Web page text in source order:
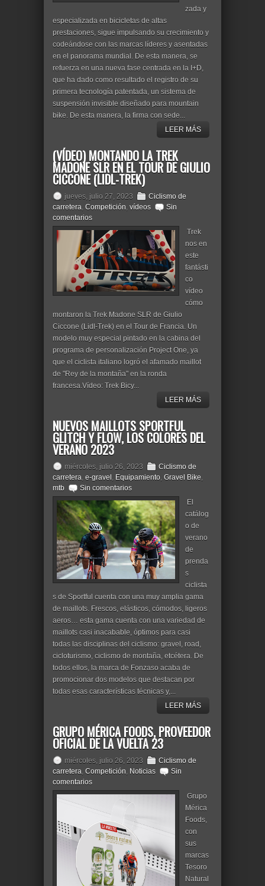
zada y
especializada en bicicletas de altas
prestaciones, sigue impulsando su crecimiento y
codeándose con las marcas líderes y asentadas
en el panorama mundial. De esta manera, se
refuerza en una nueva fase centrada en la I+D,
que ha dado como resultado el registro de su
primera tecnología patentada, un sistema de
suspensión invisible diseñado para mountain
bike. De esta manera, la firma con sede...
LEER MÁS
(VÍDEO) MONTANDO LA TREK
MADONE SLR EN EL TOUR DE GIULIO
CICCONE (LIDL-TREK)
jueves, julio 27, 2023
Ciclismo de
carretera, Competición, vídeos
Sin
comentarios
Trek
nos en
este
fantásti
co
vídeo
cómo
montaron la Trek Madone SLR de Giulio
Ciccone (Lidl-Trek) en el Tour de Francia. Un
modelo muy especial pintado en la cabina del
programa de personalización Project One, ya
que el ciclista italiano logró el afamado maillot
de "Rey de la montaña" en la ronda
francesa.Vídeo: Trek Bicy...
LEER MÁS
NUEVOS MAILLOTS SPORTFUL
GLITCH Y FLOW, LOS COLORES DEL
VERANO 2023
miércoles, julio 26, 2023
Ciclismo de
carretera, e-gravel , Equipamiento, Gravel Bike,
mtb
Sin comentarios
El
catálog
o de
verano
de
prenda
s
ciclista
s de Sportful cuenta con una muy amplia gama
de maillots. Frescos, elásticos, cómodos, ligeros
aeros… esta gama cuenta con una variedad de
maillots casi inacabable, óptimos para casi
todas las disciplinas del ciclismo: gravel, road,
cicloturismo, ciclismo de montaña, etcétera. De
todos ellos, la marca de Fonzaso acaba de
promocionar dos modelos que destacan por
todas esas características técnicas y,...
LEER MÁS
GRUPO MÉRICA FOODS, PROVEEDOR
OFICIAL DE LA VUELTA 23
miércoles, julio 26, 2023
Ciclismo de
carretera, Competición, Noticias
Sin
comentarios
Grupo
Mérica
Foods,
con
sus
marcas
Tesoro
Natural